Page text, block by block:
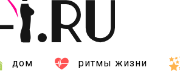
дом ритмы жизни